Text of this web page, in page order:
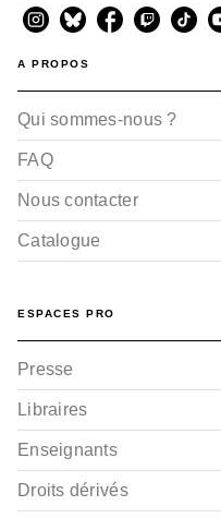
A PROPOS
Qui sommes-nous ?
FAQ
Nous contacter
Catalogue
ESPACES PRO
Presse
Libraires
Enseignants
Droits dérivés